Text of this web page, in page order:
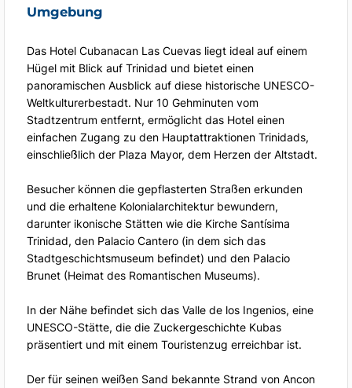
Umgebung
Das Hotel Cubanacan Las Cuevas liegt ideal auf einem
Hügel mit Blick auf Trinidad und bietet einen
panoramischen Ausblick auf diese historische UNESCO-
Weltkulturerbestadt. Nur 10 Gehminuten vom
Stadtzentrum entfernt, ermöglicht das Hotel einen
einfachen Zugang zu den Hauptattraktionen Trinidads,
einschließlich der Plaza Mayor, dem Herzen der Altstadt.
Besucher können die gepflasterten Straßen erkunden
und die erhaltene Kolonialarchitektur bewundern,
darunter ikonische Stätten wie die Kirche Santísima
Trinidad, den Palacio Cantero (in dem sich das
Stadtgeschichtsmuseum befindet) und den Palacio
Brunet (Heimat des Romantischen Museums).
In der Nähe befindet sich das Valle de los Ingenios, eine
UNESCO-Stätte, die die Zuckergeschichte Kubas
präsentiert und mit einem Touristenzug erreichbar ist.
Der für seinen weißen Sand bekannte Strand von Ancon